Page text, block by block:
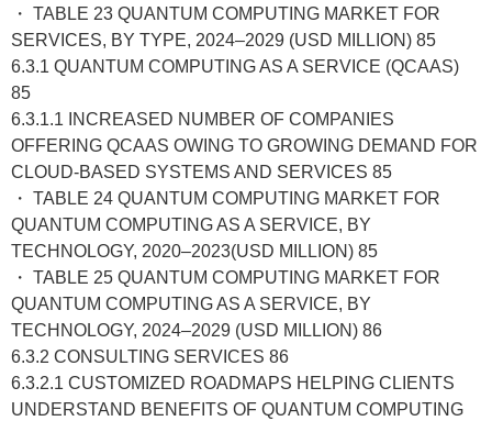
・ TABLE 23 QUANTUM COMPUTING MARKET FOR
SERVICES, BY TYPE, 2024–2029 (USD MILLION) 85
6.3.1 QUANTUM COMPUTING AS A SERVICE (QCAAS)
85
6.3.1.1 INCREASED NUMBER OF COMPANIES
OFFERING QCAAS OWING TO GROWING DEMAND FOR
CLOUD-BASED SYSTEMS AND SERVICES 85
・ TABLE 24 QUANTUM COMPUTING MARKET FOR
QUANTUM COMPUTING AS A SERVICE, BY
TECHNOLOGY, 2020–2023(USD MILLION) 85
・ TABLE 25 QUANTUM COMPUTING MARKET FOR
QUANTUM COMPUTING AS A SERVICE, BY
TECHNOLOGY, 2024–2029 (USD MILLION) 86
6.3.2 CONSULTING SERVICES 86
6.3.2.1 CUSTOMIZED ROADMAPS HELPING CLIENTS
UNDERSTAND BENEFITS OF QUANTUM COMPUTING